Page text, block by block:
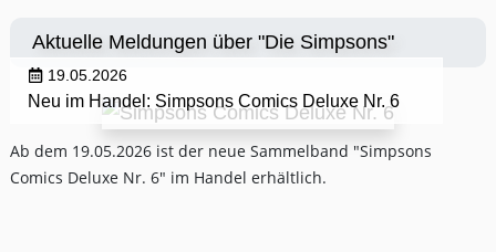
Aktuelle Meldungen über "Die Simpsons"
19.05.2026
Neu im Handel: Simpsons Comics Deluxe Nr. 6
Ab dem 19.05.2026 ist der neue Sammelband "Simpsons
Comics Deluxe Nr. 6" im Handel erhältlich.